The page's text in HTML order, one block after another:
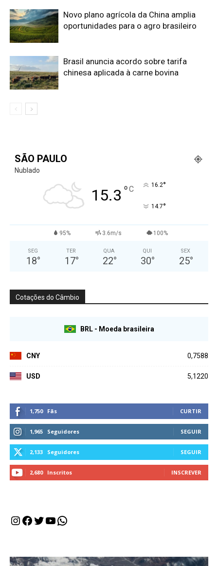
Novo plano agrícola da China amplia
oportunidades para o agro brasileiro
Brasil anuncia acordo sobre tarifa
chinesa aplicada à carne bovina
SÃO PAULO
Nublado
15.3 °C 16.2°
14.7°
95% 3.6m/s 100%
SEG
18°
TER
17°
QUA
22°
QUI
30°
SEX
25°
Cotações do Câmbio
BRL - Moeda brasileira
CNY 0,7588
USD 5,1220
1,750 Fãs CURTIR
1,965 Seguidores SEGUIR
2,133 Seguidores SEGUIR
2,680 Inscritos INSCREVER
Instagram
Facebook
Twitter
Youtube
WhatsApp